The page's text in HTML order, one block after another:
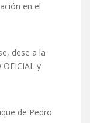
en el
dese a la
OFICIAL y
de Pedro